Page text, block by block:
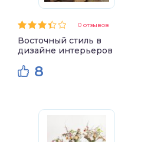
0 отзывов
Восточный стиль в
дизайне интерьеров
8